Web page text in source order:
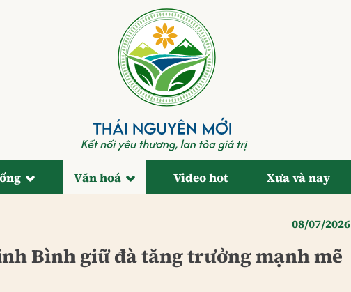
Văn hoá Video hot Xưa và nay
08/07/2026
Bình giữ đà tăng trưởng mạnh mẽ